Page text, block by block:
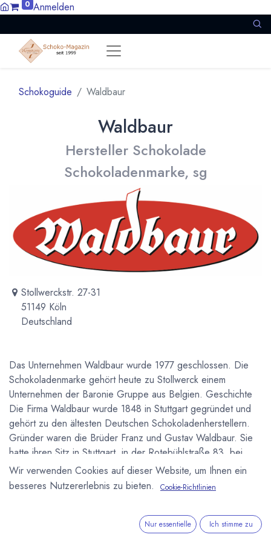
0 Anmelden
Schokoguide Waldbaur
Waldbaur
Hersteller Schokolade
Schokoladenmarke, sg
Stollwerckstr. 27-31
51149 Köln
Deutschland
Das Unternehmen Waldbaur wurde 1977 geschlossen. Die
Schokoladenmarke gehört heute zu Stollwerck einem
Unternehmen der Baronie Gruppe aus Belgien. Geschichte
Die Firma Waldbaur wurde 1848 in Stuttgart gegründet und
gehört zu den ältesten Deutschen Schokoladenherstellern.
Gründer waren die Brüder Franz und Gustav Waldbaur. Sie
hatte ihren Sitz in Stuttgart, in der Rotebühlstraße 83, bei
Gründung der Firma hieß der Ort noch Calwer Tor 7. Sie
wurde 1976 von Stollwerck übernommen die Produktion in
Wir verwenden Cookies auf dieser Website, um Ihnen ein
besseres Nutzererlebnis zu bieten.
Cookie-Richtlinien
Nur essentielle Ich stimme zu